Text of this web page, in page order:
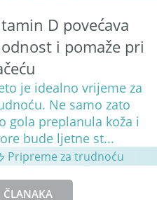
D povećava
i pomaže pri
je idealno vrijeme za
Ne samo zato
gola preplanula koža i
bude ljetne st...
Pripreme za trudnoću
ČLANAKA